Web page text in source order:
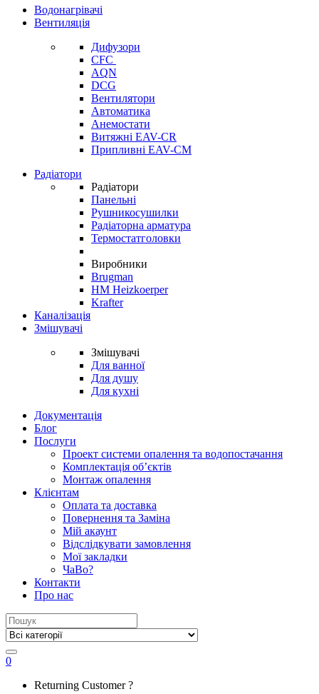
Водонагрівачі
Вентиляція
Дифузори
CFC
AQN
DCG
Вентилятори
Автоматика
Анемостати
Витяжні EAV-CR
Припливні EAV-CM
Радіатори
Радіатори
Панельні
Рушникосушилки
Радіаторна арматура
Термостатголовки
Виробники
Brugman
HM Heizkoerper
Krafter
Каналізація
Змішувачі
Змішувачі
Для ванної
Для душу
Для кухні
Документація
Блог
Послуги
Проект системи опалення та водопостачання
Комплектація об’єктів
Монтаж опалення
Клієнтам
Оплата та доставка
Повернення та Заміна
Мій акаунт
Відслідкувати замовлення
Мої закладки
ЧаВо?
Контакти
Про нас
Search
for:
0
Returning Customer ?